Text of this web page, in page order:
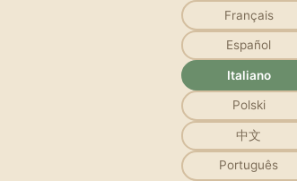
Français
Español
Italiano
Polski
中文
Português